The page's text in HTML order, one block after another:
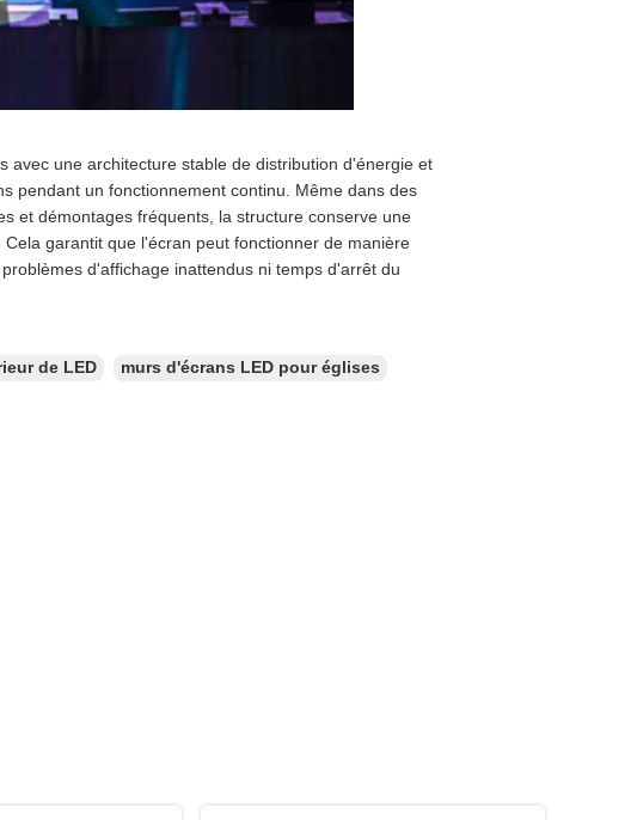
avec une architecture stable de distribution d'énergie et
pendant un fonctionnement continu. Même dans des
et démontages fréquents, la structure conserve une
garantit que l'écran peut fonctionner de manière
d'affichage inattendus ni temps d'arrêt du
de LED murs d'écrans LED pour églises